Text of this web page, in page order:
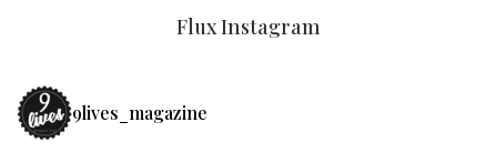
Flux Instagram
9lives_magazine